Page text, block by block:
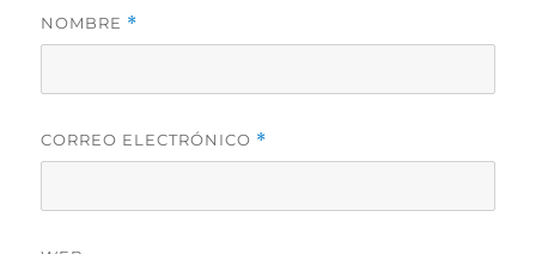
NOMBRE *
CORREO ELECTRÓNICO *